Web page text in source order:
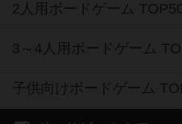
2人用ボードゲーム
3～4人用ボードゲーム
子供向けボードゲーム